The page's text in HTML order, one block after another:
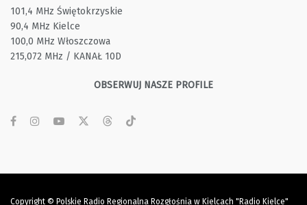
101,4 MHz Świętokrzyskie
90,4 MHz Kielce
100,0 MHz Włoszczowa
215,072 MHz / KANAŁ 10D
OBSERWUJ NASZE PROFILE
Copyright © Polskie Radio Regionalna Rozgłośnia w Kielcach "Radio Kielce"